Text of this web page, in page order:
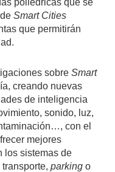
deSmart Cities
que permitirán
sobreSmart
creando nuevas
de inteligencia
sonido, luz,
con el
mejores
los sistemas de
transporte,parking o